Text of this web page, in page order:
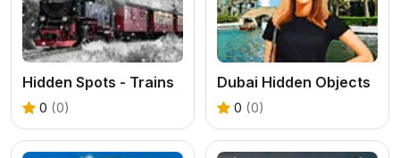
Hidden Spots - Trains
0 (0)
Dubai Hidden Objects
0 (0)